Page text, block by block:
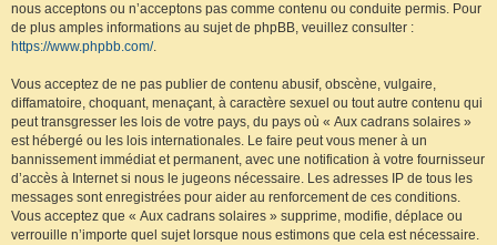
nous acceptons ou n’acceptons pas comme contenu ou conduite permis. Pour
de plus amples informations au sujet de phpBB, veuillez consulter :
https://www.phpbb.com/.
Vous acceptez de ne pas publier de contenu abusif, obscène, vulgaire,
diffamatoire, choquant, menaçant, à caractère sexuel ou tout autre contenu qui
peut transgresser les lois de votre pays, du pays où « Aux cadrans solaires »
est hébergé ou les lois internationales. Le faire peut vous mener à un
bannissement immédiat et permanent, avec une notification à votre fournisseur
d’accès à Internet si nous le jugeons nécessaire. Les adresses IP de tous les
messages sont enregistrées pour aider au renforcement de ces conditions.
Vous acceptez que « Aux cadrans solaires » supprime, modifie, déplace ou
verrouille n’importe quel sujet lorsque nous estimons que cela est nécessaire.